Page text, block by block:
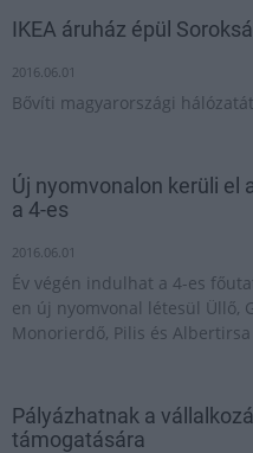
IKEA áruház épül
2016.06.01
Bővíti magyarországi
Új nyomvonalon kerüli el
a 4-es
2016.06.01
Év végén indulhat a 4-es
en új nyomvonal létesül Üllő,
Monorierdő, Pilis és
Pályázhatnak a
támogatására